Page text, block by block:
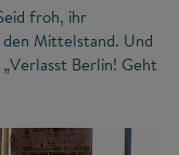
froh, ihr
Mittelstand. Und
Berlin! Geht